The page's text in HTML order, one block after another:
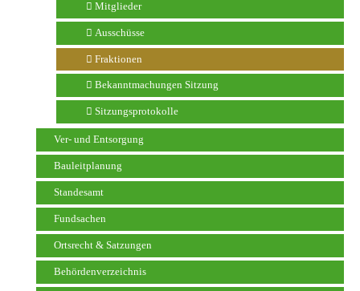
Mitglieder
Ausschüsse
Fraktionen
Bekanntmachungen Sitzung
Sitzungsprotokolle
Ver- und Entsorgung
Bauleitplanung
Standesamt
Fundsachen
Ortsrecht & Satzungen
Behördenverzeichnis